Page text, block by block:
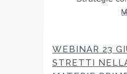
WEBINAR 23
STRETTI